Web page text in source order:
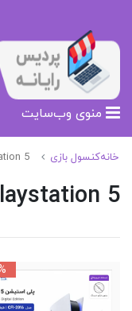
خانهکنسول بازی 5
5